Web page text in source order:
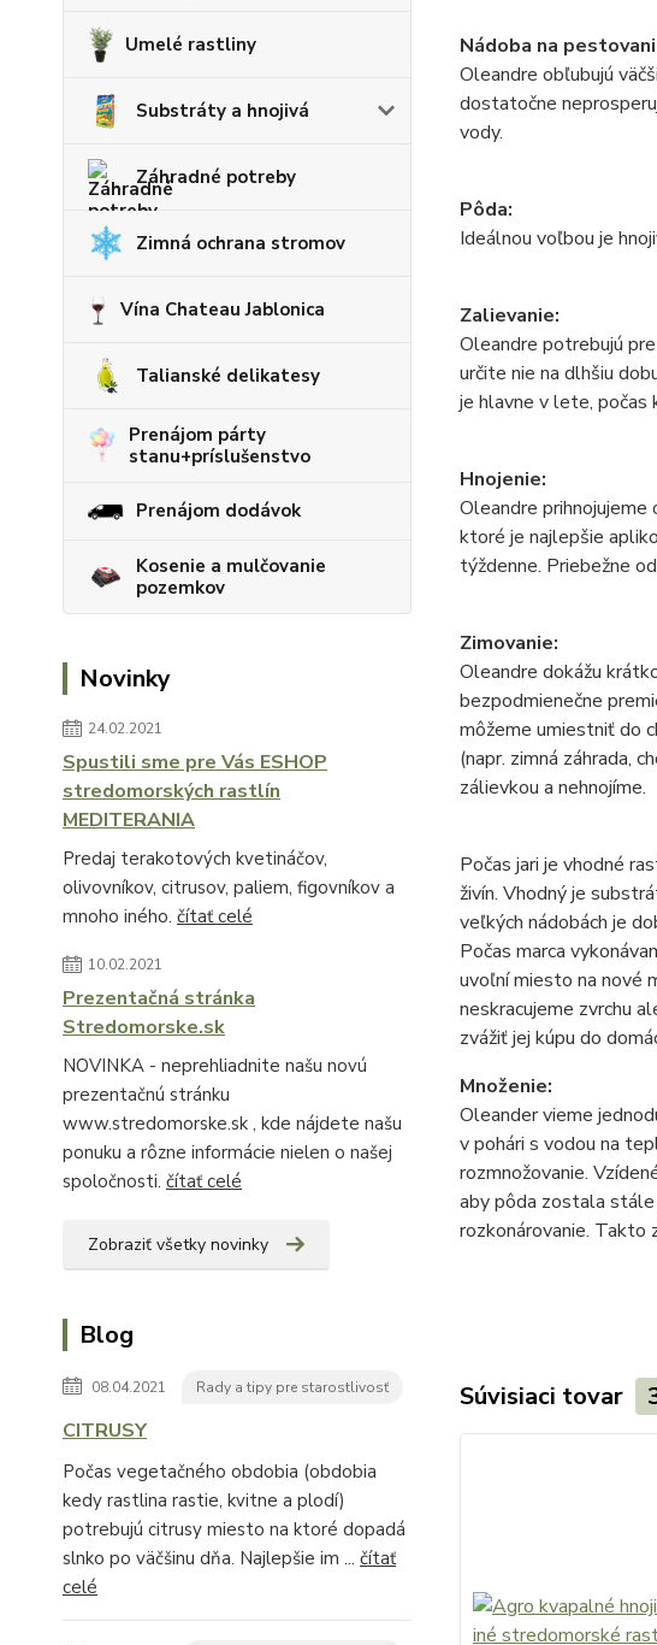
Umelé rastliny
Substráty a hnojivá
Záhradné potreby
Zimná ochrana stromov
Vína Chateau Jablonica
Talianské delikatesy
Prenájom párty
stanu+príslušenstvo
Prenájom dodávok
Kosenie a mulčovanie
pozemkov
Novinky
24.02.2021
Spustili sme pre Vás ESHOP
stredomorských rastlín
MEDITERANIA
Predaj terakotových kvetináčov,
olivovníkov, citrusov, paliem, figovníkov a
mnoho iného. čítať celé
10.02.2021
Prezentačná stránka
Stredomorske.sk
NOVINKA - neprehliadnite našu novú
prezentačnú stránku
www.stredomorske.sk , kde nájdete našu
ponuku a rôzne informácie nielen o našej
spoločnosti. čítať celé
Zobraziť všetky novinky
Blog
08.04.2021 Rady a tipy pre starostlivosť
CITRUSY
Počas vegetačného obdobia (obdobia
kedy rastlina rastie, kvitne a plodí)
potrebujú citrusy miesto na ktoré dopadá
slnko po väčšinu dňa. Najlepšie im ... čítať
celé
Nádoba na
Oleandre obľubujú
dostatočne
vody.
Pôda:
Ideálnou voľbou je
Zalievanie:
Oleandre potrebujú
určite nie na dlhšiu
je hlavne v lete, počas
Hnojenie:
Oleandre prihnojujeme
ktoré je najlepšie
týždenne. Priebežne
Zimovanie:
Oleandre dokážu
bezpodmienečne
môžeme umiestniť do
(napr. zimná záhrada,
zálievkou a nehnojíme.
Počas jari je vhodné
živín. Vhodný je
veľkých nádobách je
Počas marca
uvoľní miesto na nové
neskracujeme zvrchu
zvážiť jej kúpu do
Množenie:
Oleander vieme
v pohári s vodou na
rozmnožovanie.
aby pôda zostala stále
rozkonárovanie. Takto
Súvisiaci tovar